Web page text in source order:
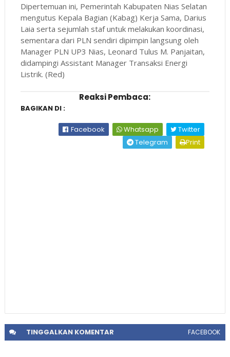
Dipertemuan ini, Pemerintah Kabupaten Nias Selatan
mengutus Kepala Bagian (Kabag) Kerja Sama, Darius
Laia serta sejumlah staf untuk melakukan koordinasi,
sementara dari PLN sendiri dipimpin langsung oleh
Manager PLN UP3 Nias, Leonard Tulus M. Panjaitan,
didampingi Assistant Manager Transaksi Energi
Listrik. (Red)
Reaksi Pembaca:
BAGIKAN DI :
Facebook Whatsapp
Twitter
Telegram
Print
TINGGALKANKOMENTAR FACEBOOK